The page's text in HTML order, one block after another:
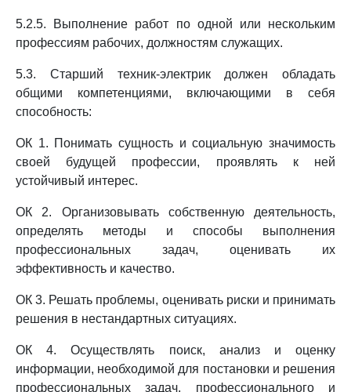
5.2.5. Выполнение работ по одной или нескольким
профессиям рабочих, должностям служащих.
5.3. Старший техник-электрик должен обладать
общими компетенциями, включающими в себя
способность:
ОК 1. Понимать сущность и социальную значимость
своей будущей профессии, проявлять к ней
устойчивый интерес.
ОК 2. Организовывать собственную деятельность,
определять методы и способы выполнения
профессиональных задач, оценивать их
эффективность и качество.
ОК 3. Решать проблемы, оценивать риски и принимать
решения в нестандартных ситуациях.
ОК 4. Осуществлять поиск, анализ и оценку
информации, необходимой для постановки и решения
профессиональных задач, профессионального и